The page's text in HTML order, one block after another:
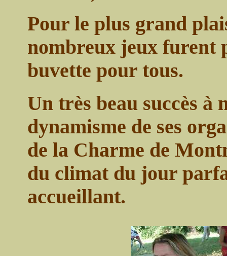
Pour le plus grand
nombreux jeux furent
buvette pour tous.
Un très beau succès à
dynamisme de ses
de la Charme de
du climat du jour
accueillant.